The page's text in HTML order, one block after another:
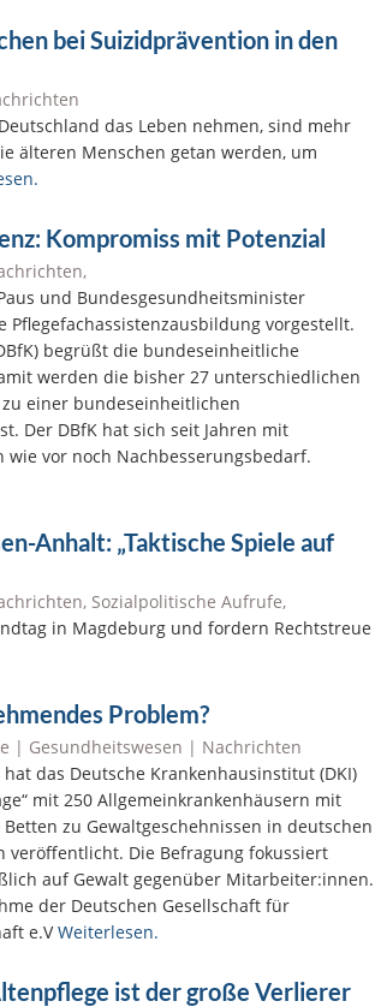
bei Suizidprävention in den
das Leben nehmen, sind mehr
älteren Menschen getan werden, um
Kompromiss mit Potenzial
,
und Bundesgesundheitsminister
Pflegefachassistenzausbildung vorgestellt.
begrüßt die bundeseinheitliche
werden die bisher 27 unterschiedlichen
einer bundeseinheitlichen
Der DBfK hat sich seit Jahren mit
vor noch Nachbesserungsbedarf.
Anhalt: „Taktische Spiele auf
, Sozialpolitische Aufrufe,
in Magdeburg und fordern Rechtstreue
Problem?
| Gesundheitswesen | Nachrichten
das Deutsche Krankenhausinstitut (DKI)
mit 250 Allgemeinkrankenhäusern mit
zu Gewaltgeschehnissen in deutschen
veröffentlicht. Die Befragung fokussiert
auf Gewalt gegenüber Mitarbeiter:innen.
der Deutschen Gesellschaft für
e.VWeiterlesen.
ist der große Verlierer